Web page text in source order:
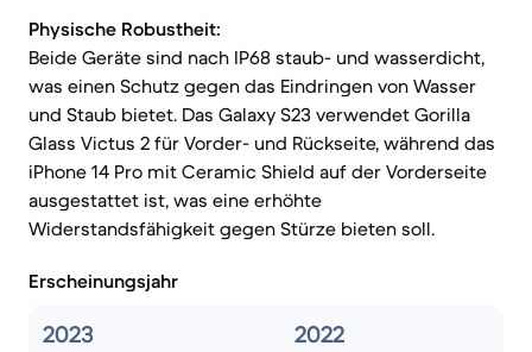
Physische Robustheit:
Beide Geräte sind nach IP68 staub- und wasserdicht,
was einen Schutz gegen das Eindringen von Wasser
und Staub bietet. Das Galaxy S23 verwendet Gorilla
Glass Victus 2 für Vorder- und Rückseite, während das
iPhone 14 Pro mit Ceramic Shield auf der Vorderseite
ausgestattet ist, was eine erhöhte
Widerstandsfähigkeit gegen Stürze bieten soll.
Erscheinungsjahr
2023 2022